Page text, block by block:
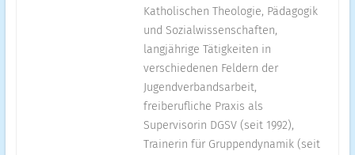
Katholischen Theologie, Pädagogik
und Sozialwissenschaften,
langjährige Tätigkeiten in
verschiedenen Feldern der
Jugendverbandsarbeit,
freiberufliche Praxis als
Supervisorin DGSV (seit 1992),
Trainerin für Gruppendynamik (seit